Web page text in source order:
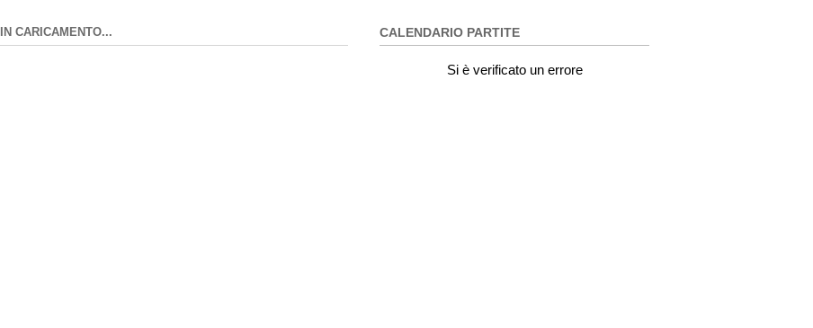
IN CARICAMENTO... CALENDARIO PARTITE
Si è verificato un errore